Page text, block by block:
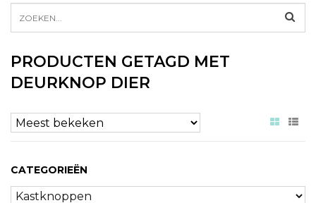
PRODUCTEN GETAGD MET
DEURKNOP DIER
CATEGORIEËN